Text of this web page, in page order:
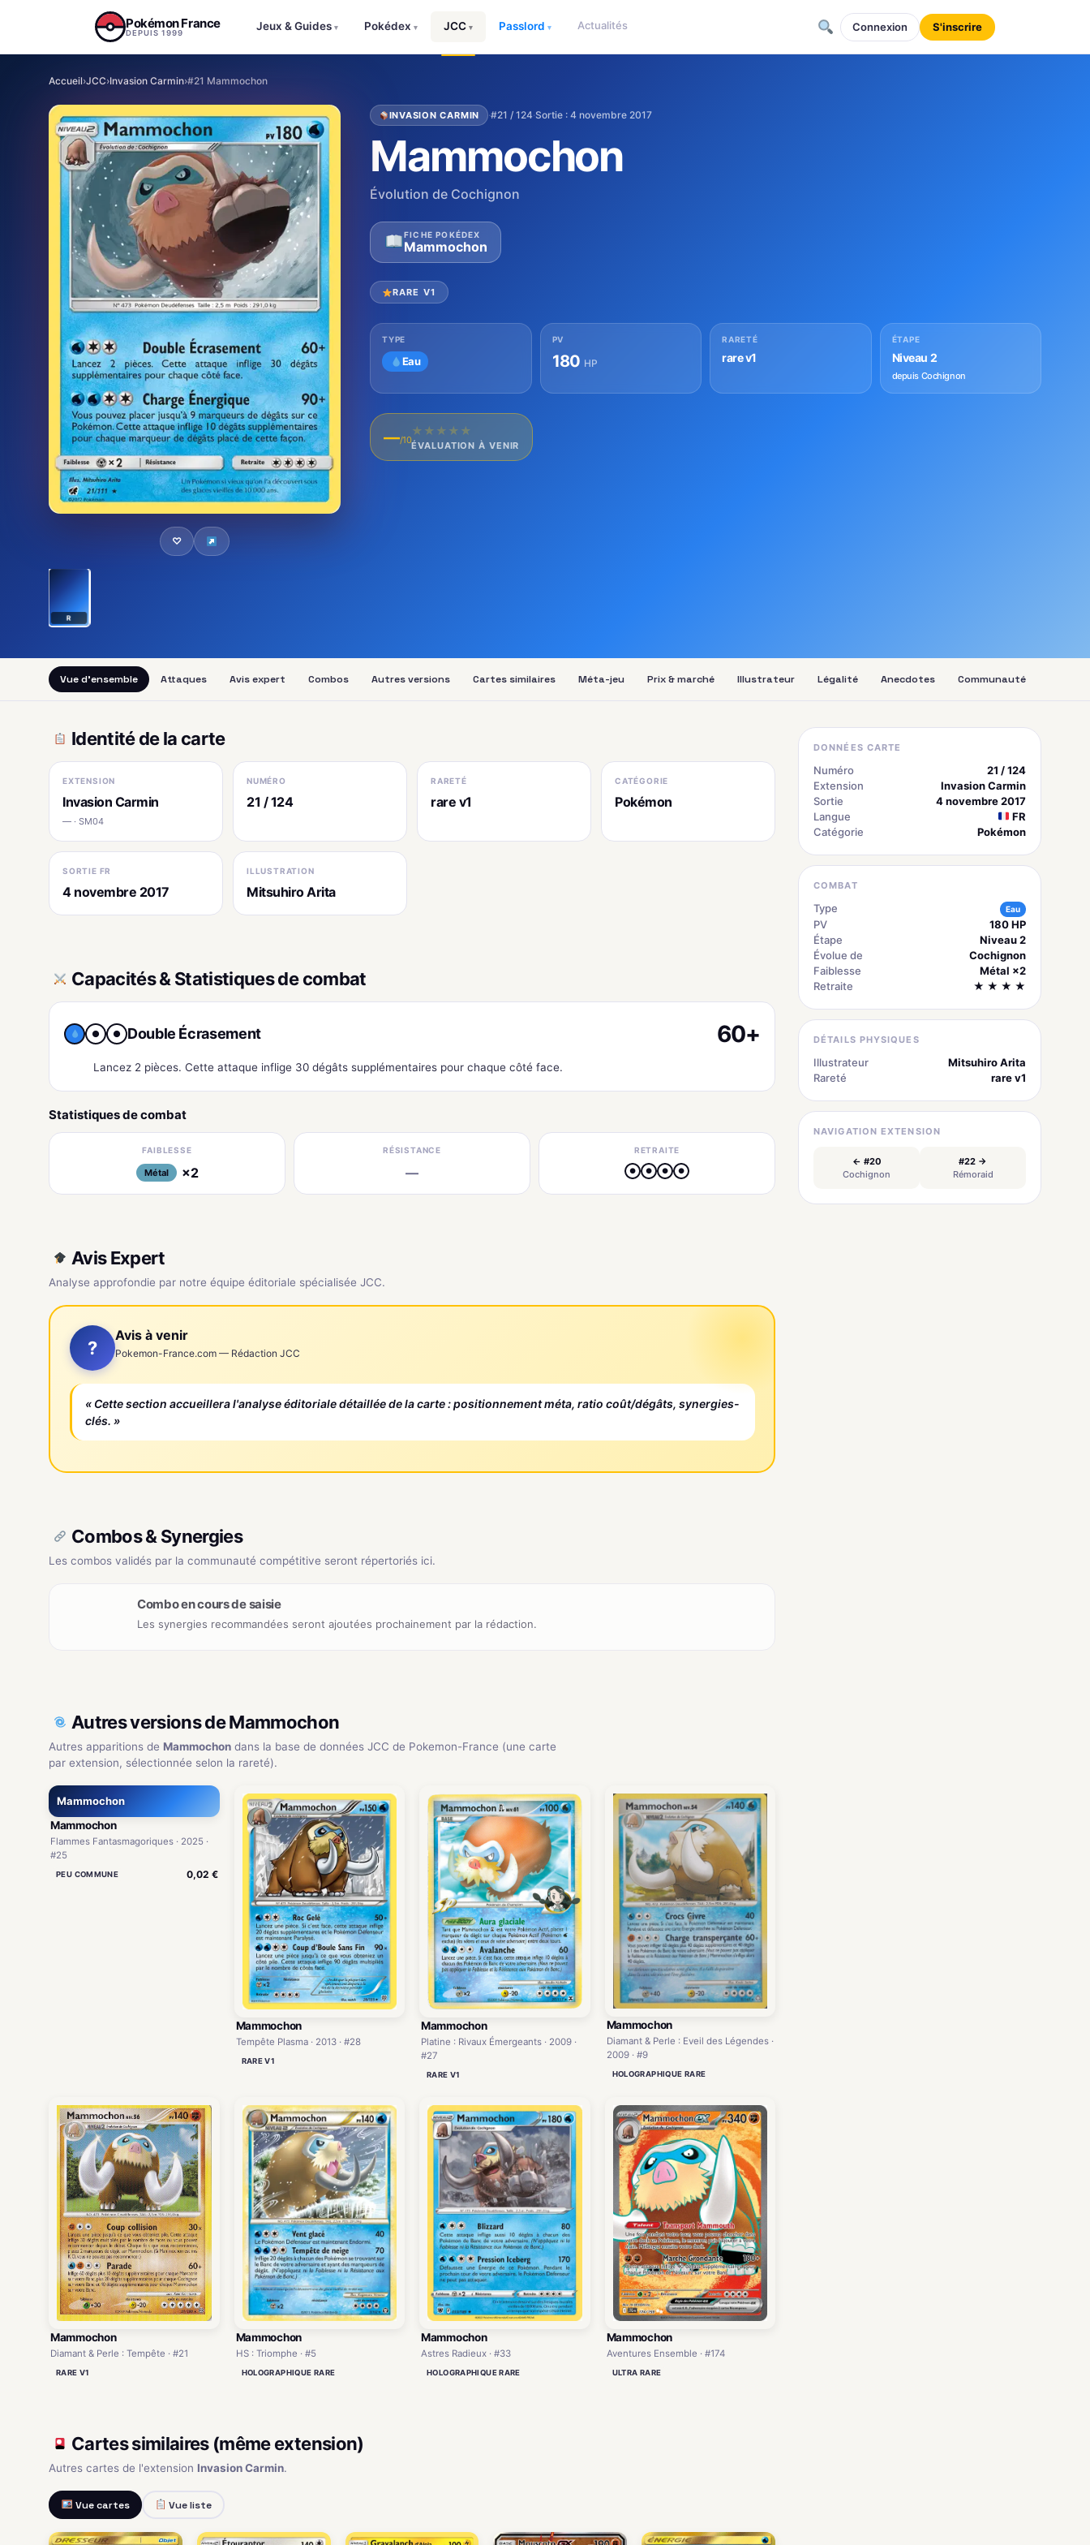
Pokémon France
DEPUIS 1999
Jeux & Guides ▾ Pokédex ▾ JCC ▾ Passlord ▾ Actualités Connexion S'inscrire
Accueil›JCC›Invasion Carmin›#21 Mammochon
♡
R
INVASION CARMIN ·#21 / 124·Sortie : 4 novembre 2017
Mammochon
Évolution de Cochignon
FICHE POKÉDEX
Mammochon
RARE V1
TYPE
Eau
PV
180 HP
RARETÉ
rare v1
ÉTAPE
Niveau 2
depuis Cochignon
—/10
★ ★ ★ ★ ★
ÉVALUATION À VENIR
Vue d'ensemble Attaques Avis expert Combos Autres versions Cartes similaires Méta-jeu Prix & marché Illustrateur Légalité Anecdotes Communauté
Identité de la carte
EXTENSION
Invasion Carmin
— · SM04
NUMÉRO
21 / 124
RARETÉ
rare v1
CATÉGORIE
Pokémon
SORTIE FR
4 novembre 2017
ILLUSTRATION
Mitsuhiro Arita
Capacités & Statistiques de combat
● ● Double Écrasement 60+
Lancez 2 pièces. Cette attaque inflige 30 dégâts supplémentaires pour chaque côté face.
Statistiques de combat
FAIBLESSE
Métal ×2
RÉSISTANCE
—
RETRAITE
● ● ● ●
Avis Expert
Analyse approfondie par notre équipe éditoriale spécialisée JCC.
?
Avis à venir
Pokemon-France.com — Rédaction JCC
« Cette section accueillera l'analyse éditoriale détaillée de la carte : positionnement méta, ratio coût/dégâts, synergies-
clés. »
Combos & Synergies
Les combos validés par la communauté compétitive seront répertoriés ici.
Combo en cours de saisie
Les synergies recommandées seront ajoutées prochainement par la rédaction.
Autres versions de Mammochon
Autres apparitions de Mammochon dans la base de données JCC de Pokemon-France (une carte
par extension, sélectionnée selon la rareté).
Mammochon
Mammochon
Flammes Fantasmagoriques · 2025 ·
#25
PEU COMMUNE 0,02 €
Mammochon
Tempête Plasma · 2013 · #28
RARE V1
Mammochon
Platine : Rivaux Émergeants · 2009 ·
#27
RARE V1
Mammochon
Diamant & Perle : Eveil des Légendes ·
2009 · #9
HOLOGRAPHIQUE RARE
Mammochon
Diamant & Perle : Tempête · #21
RARE V1
Mammochon
HS : Triomphe · #5
HOLOGRAPHIQUE RARE
Mammochon
Astres Radieux · #33
HOLOGRAPHIQUE RARE
Mammochon
Aventures Ensemble · #174
ULTRA RARE
Cartes similaires (même extension)
Autres cartes de l'extension Invasion Carmin.
Vue cartes Vue liste
DONNÉES CARTE
Numéro
21 / 124
Extension
Invasion Carmin
Sortie
4 novembre 2017
Langue
FR
Catégorie
Pokémon
COMBAT
Type Eau
PV
180 HP
Étape
Niveau 2
Évolue de
Cochignon
Faiblesse
Métal ×2
Retraite
★ ★ ★ ★
DÉTAILS PHYSIQUES
Illustrateur
Mitsuhiro Arita
Rareté
rare v1
NAVIGATION EXTENSION
← #20
Cochignon
#22 →
Rémoraid